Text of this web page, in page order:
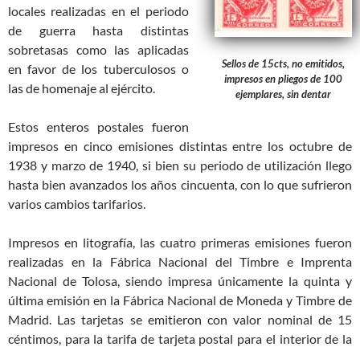
Sellos de 15cts, no emitidos,
impresos en pliegos de 100
ejemplares, sin dentar
locales realizadas en el periodo
de guerra hasta distintas
sobretasas como las aplicadas
en favor de los tuberculosos o
las de homenaje al ejército.
Estos enteros postales fueron
impresos en cinco emisiones distintas entre los octubre de
1938 y marzo de 1940, si bien su periodo de utilización llego
hasta bien avanzados los años cincuenta, con lo que sufrieron
varios cambios tarifarios.
Impresos en litografía, las cuatro primeras emisiones fueron
realizadas en la Fábrica Nacional del Timbre e Imprenta
Nacional de Tolosa, siendo impresa únicamente la quinta y
última emisión en la Fábrica Nacional de Moneda y Timbre de
Madrid. Las tarjetas se emitieron con valor nominal de 15
céntimos, para la tarifa de tarjeta postal para el interior de la